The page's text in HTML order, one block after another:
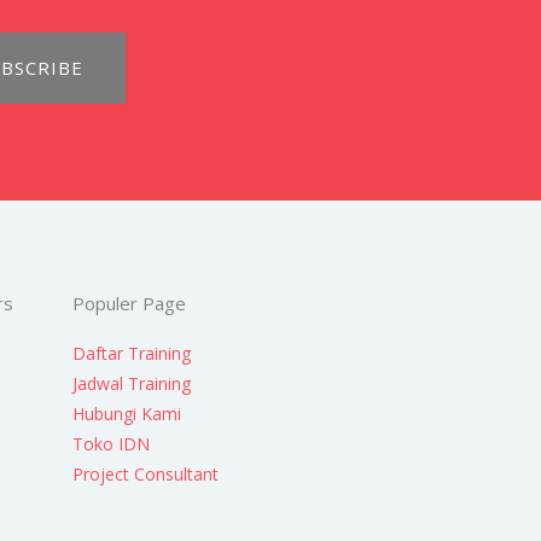
Populer Page
Daftar Training
Jadwal Training
Hubungi Kami
Toko IDN
Project Consultant